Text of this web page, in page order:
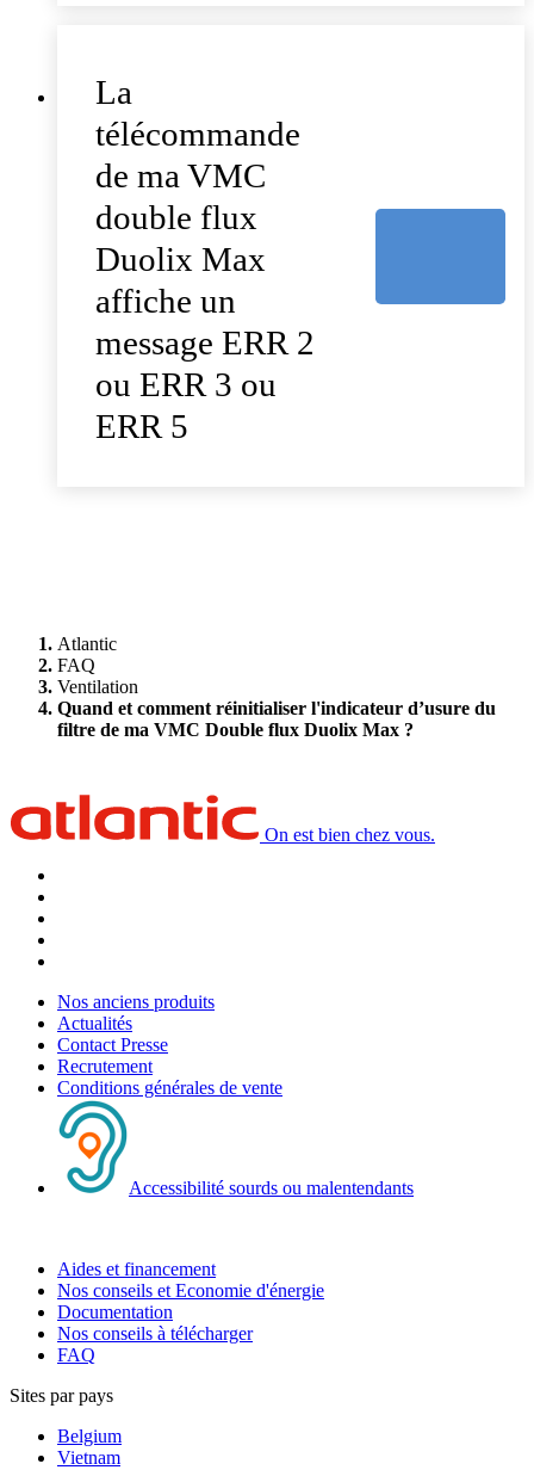
La
télécommande
de ma VMC
double flux
Duolix Max
affiche un
message ERR 2
ou ERR 3 ou
ERR 5
Atlantic
FAQ
Ventilation
Quand et comment réinitialiser l'indicateur d’usure du
filtre de ma VMC Double flux Duolix Max ?
On est bien chez vous.
Nos anciens produits
Actualités
Contact Presse
Recrutement
Conditions générales de vente
Accessibilité sourds ou malentendants
Aides et financement
Nos conseils et Economie d'énergie
Documentation
Nos conseils à télécharger
FAQ
Sites par pays
Belgium
Vietnam